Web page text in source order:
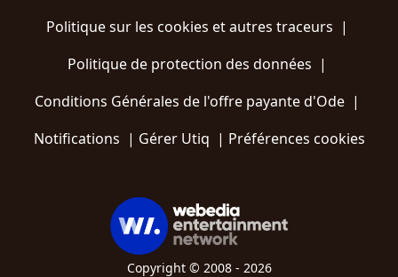
Politique sur les cookies et autres traceurs |
Politique de protection des données |
Conditions Générales de l'offre payante d'Ode |
Notifications | Gérer Utiq | Préférences cookies
Copyright © 2008 - 2026